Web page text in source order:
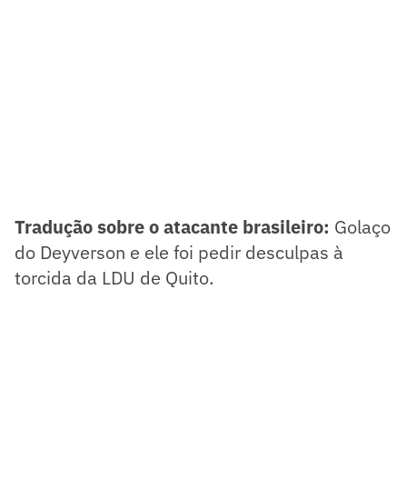
Tradução sobre o atacante brasileiro: Golaço
do Deyverson e ele foi pedir desculpas à
torcida da LDU de Quito.